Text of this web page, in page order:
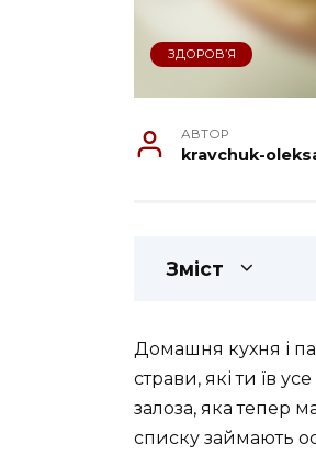
ЗДОРОВ’Я
АВТОР
kravchuk-
Зміст
Домашня кухня і
страви, які ти їв
залоза, яка тепер
списку займають